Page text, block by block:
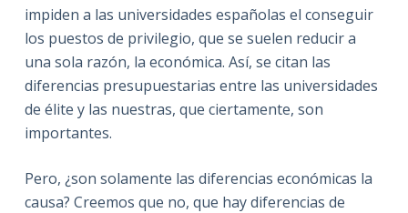
impiden a las universidades españolas el conseguir
los puestos de privilegio, que se suelen reducir a
una sola razón, la económica. Así, se citan las
diferencias presupuestarias entre las universidades
de élite y las nuestras, que ciertamente, son
importantes.
Pero, ¿son solamente las diferencias económicas la
causa? Creemos que no, que hay diferencias de